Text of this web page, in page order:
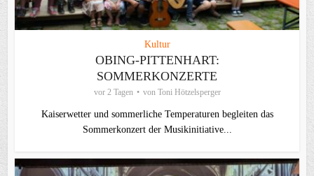
Kultur
OBING-PITTENHART:
SOMMERKONZERTE
vor 2 Tagen von Toni Hötzelsperger
Kaiserwetter und sommerliche Temperaturen begleiten das
Sommerkonzert der Musikinitiative...